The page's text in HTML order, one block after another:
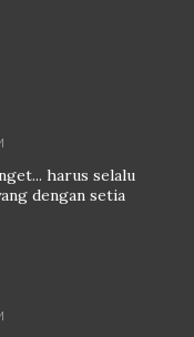
harus selalu
dengan setia